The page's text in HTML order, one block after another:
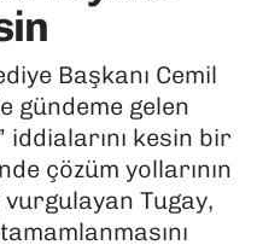
Başkanı Cemil
gündeme gelen
iddialarını kesin bir
çözüm yollarının
Tugay,